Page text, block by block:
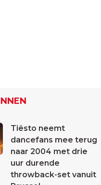
Tiësto neemt
dancefans mee terug
naar 2004 met drie
uur durende
throwback-set vanuit